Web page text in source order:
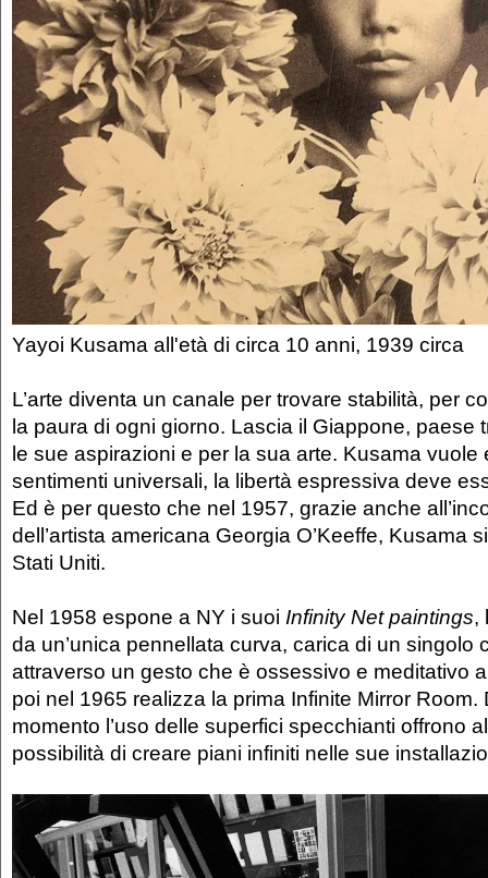
Yayoi Kusama all'età di circa 10 anni, 1939 circa
L’arte diventa un canale per trovare stabilità, per
la paura di ogni giorno. Lascia il Giappone, paese
le sue aspirazioni e per la sua arte. Kusama vuole
sentimenti universali, la libertà espressiva deve
Ed è per questo che nel 1957, grazie anche
dell’artista americana Georgia O’Keeffe, Kusama
Stati Uniti.
Nel 1958 espone a NY i suoi Infinity Net paintings,
da un’unica pennellata curva, carica di un singolo
attraverso un gesto che è ossessivo e meditativo
poi nel 1965 realizza la prima Infinite Mirror Room.
momento l’uso delle superfici specchianti offrono
possibilità di creare piani infiniti nelle sue